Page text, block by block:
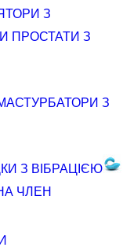
З
ПРОСТАТИ З
З
З ВІБРАЦІЄЮ
ЧЛЕН